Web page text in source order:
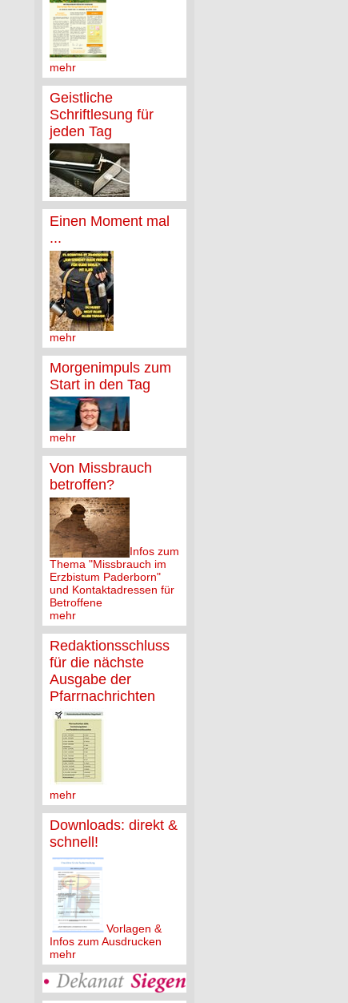
mehr
Geistliche
Schriftlesung für
jeden Tag
Einen Moment mal
...
mehr
Morgenimpuls zum
Start in den Tag
mehr
Von Missbrauch
betroffen?
Infos zum
Thema "Missbrauch im
Erzbistum Paderborn"
und Kontaktadressen für
Betroffene
mehr
Redaktionsschluss
für die nächste
Ausgabe der
Pfarrnachrichten
mehr
Downloads: direkt &
schnell!
Vorlagen &
Infos zum Ausdrucken
mehr